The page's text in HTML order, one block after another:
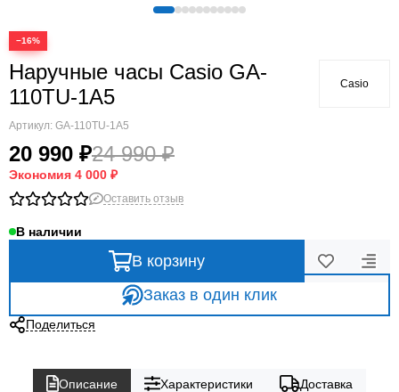
−16%
Наручные часы Casio GA-
110TU-1A5
Артикул: GA-110TU-1A5
20 990 ₽24 990 ₽
Экономия 4 000 ₽
Casio
Оставить отзыв
В наличии
В корзину
Заказ в один клик
Поделиться
Описание Характеристики Доставка